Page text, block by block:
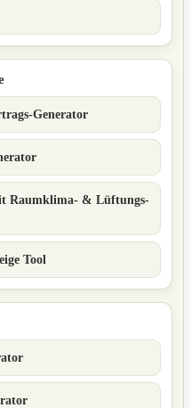
Generator
Raumklima- & Lüftungs-
Tool